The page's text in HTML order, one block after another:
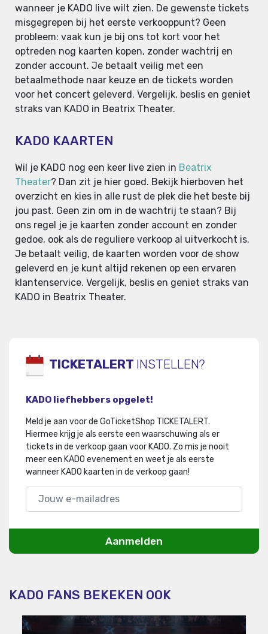
wanneer je KADO live wilt zien. De gewenste tickets
misgegrepen bij het eerste verkooppunt? Geen
probleem: vaak kun je bij ons tot kort voor het
optreden nog kaarten kopen, zonder wachtrij en
zonder account. Je betaalt veilig met een
betaalmethode naar keuze en de tickets worden
voor het concert geleverd. Vergelijk, beslis en geniet
straks van KADO in Beatrix Theater.
KADO KAARTEN
Wil je KADO nog een keer live zien in Beatrix
Theater? Dan zit je hier goed. Bekijk hierboven het
overzicht en kies in alle rust de plek die het beste bij
jou past. Geen zin om in de wachtrij te staan? Bij
ons regel je je kaarten zonder account en zonder
gedoe, ook als de reguliere verkoop al uitverkocht is.
Je betaalt veilig, de kaarten worden voor de show
geleverd en je kunt altijd rekenen op een ervaren
klantenservice. Vergelijk, beslis en geniet straks van
KADO in Beatrix Theater.
TICKETALERT INSTELLEN?
KADO liefhebbers opgelet!
Meld je aan voor de GoTicketShop TICKETALERT.
Hiermee krijg je als eerste een waarschuwing als er
tickets in de verkoop gaan voor KADO. Zo mis je nooit
meer een KADO evenement en weet je als eerste
wanneer KADO kaarten in de verkoop gaan!
Aanmelden
KADO FANS BEKEKEN OOK